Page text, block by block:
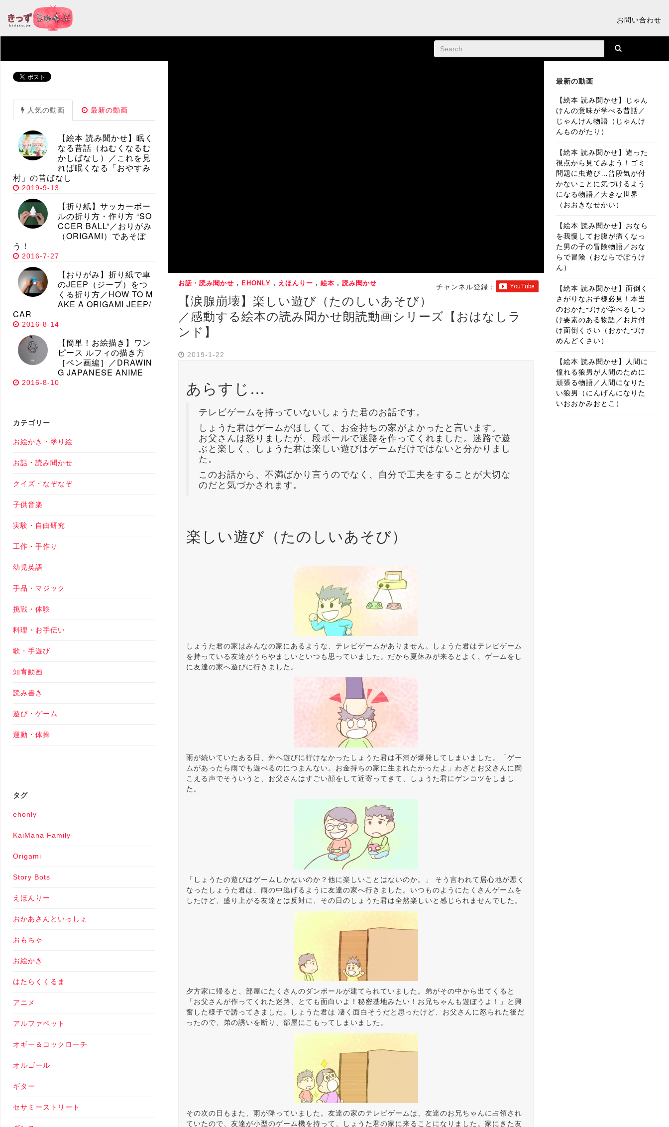
お問い合わせ
チャンネル登録：
お話・読み聞かせ , EHONLY , えほんりー , 絵本 , 読み聞かせ
【涙腺崩壊】楽しい遊び（たのしいあそび）
／感動する絵本の読み聞かせ朗読動画シリーズ【おはなしラ
ンド】
2019-1-22
あらすじ…
テレビゲームを持っていないしょうた君のお話です。
しょうた君はゲームがほしくて、お金持ちの家がよかったと言います。
お父さんは怒りましたが、段ボールで迷路を作ってくれました。迷路で遊
ぶと楽しく、しょうた君は楽しい遊びはゲームだけではないと分かりまし
た。
このお話から、不満ばかり言うのでなく、自分で工夫をすることが大切な
のだと気づかされます。
楽しい遊び（たのしいあそび）
しょうた君の家はみんなの家にあるような、テレビゲームがありません。しょうた君はテレビゲーム
を持っている友達がうらやましいといつも思っていました。だから夏休みが来るとよく、ゲームをし
に友達の家へ遊びに行きました。
雨が続いていたある日、外へ遊びに行けなかったしょうた君は不満が爆発してしまいました。「ゲー
ムがあったら雨でも遊べるのにつまんない。お金持ちの家に生まれたかったよ」わざとお父さんに聞
こえる声でそういうと、お父さんはすごい顔をして近寄ってきて、しょうた君にゲンコツをしまし
た。
「しょうたの遊びはゲームしかないのか？他に楽しいことはないのか。」 そう言われて居心地が悪く
なったしょうた君は、雨の中逃げるように友達の家へ行きました。いつものようにたくさんゲームを
したけど、盛り上がる友達とは反対に、その日のしょうた君は全然楽しいと感じられませんでした。
夕方家に帰ると、部屋にたくさんのダンボールが建てられていました。弟がその中から出てくると
「お父さんが作ってくれた迷路、とても面白いよ！秘密基地みたい！お兄ちゃんも遊ぼうよ！」と興
奮した様子で誘ってきました。しょうた君は 凄く面白そうだと思ったけど、お父さんに怒られた後だ
ったので、弟の誘いを断り、部屋にこもってしまいました。
その次の日もまた、雨が降っていました。友達の家のテレビゲームは、友達のお兄ちゃんに占領され
ていたので、友達が小型のゲーム機を持って、しょうた君の家に来ることになりました。家にきた友
最新の動画
【絵本 読み聞かせ】じゃん
けんの意味が学べる昔話／
じゃんけん物語（じゃんけ
んものがたり）
【絵本 読み聞かせ】違った
視点から見てみよう！ゴミ
問題に虫遊び…普段気が付
かないことに気づけるよう
になる物語／大きな世界
（おおきなせかい）
【絵本 読み聞かせ】おなら
を我慢してお腹が痛くなっ
た男の子の冒険物語／おな
らで冒険（おならでぼうけ
ん）
【絵本 読み聞かせ】面倒く
さがりなお子様必見！本当
のおかたづけが学べるしつ
け要素のある物語／お片付
け面倒くさい（おかたづけ
めんどくさい）
【絵本 読み聞かせ】人間に
憧れる狼男が人間のために
頑張る物語／人間になりた
い狼男（にんげんになりた
いおおかみおとこ）
人気の動画 最新の動画
【絵本 読み聞かせ】眠く
なる昔話（ねむくなるむ
かしばなし）／これを見
れば眠くなる「おやすみ
村」の昔ばなし
2019-9-13
【折り紙】サッカーボー
ルの折り方・作り方 “SO
CCER BALL”／おりがみ
（ORIGAMI）であそぼ
う！
2016-7-27
【おりがみ】折り紙で車
のJEEP（ジープ）をつ
くる折り方／HOW TO M
AKE A ORIGAMI JEEP/
CAR
2016-8-14
【簡単！お絵描き】ワン
ピース ルフィの描き方
［ペン画編］／DRAWIN
G JAPANESE ANIME
2016-8-10
カテゴリー
お絵かき・塗り絵
お話・読み聞かせ
クイズ・なぞなぞ
子供音楽
実験・自由研究
工作・手作り
幼児英語
手品・マジック
挑戦・体験
料理・お手伝い
歌・手遊び
知育動画
読み書き
遊び・ゲーム
運動・体操
タグ
ehonly
KaiMana Family
Origami
Story Bots
えほんりー
おかあさんといっしょ
おもちゃ
お絵かき
はたらくくるま
アニメ
アルファベット
オギー＆コックローチ
オルゴール
ギター
セサミーストリート